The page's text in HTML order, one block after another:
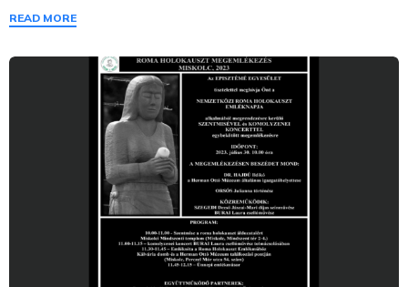
READ MORE